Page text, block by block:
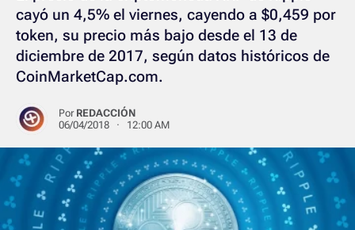
cayó un 4,5% el viernes, cayendo a $0,459 por
token, su precio más bajo desde el 13 de
diciembre de 2017, según datos históricos de
CoinMarketCap.com.
Por REDACCIÓN
06/04/2018 · 12:00 AM